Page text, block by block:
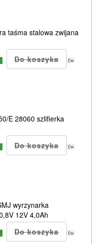
taśma stalowa zwijana
(w
E 28060 szlifierka
(w
wyrzynarka
12V 4,0Ah
(w